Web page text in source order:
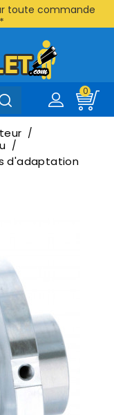
toute commande
0
d'adaptation